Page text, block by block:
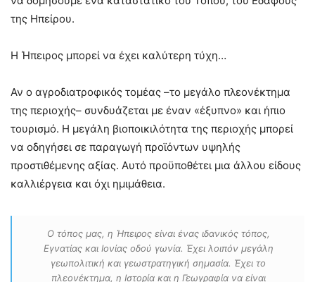
της Ηπείρου.
Η Ήπειρος μπορεί να έχει καλύτερη τύχη…
Αν ο αγροδιατροφικός τομέας –το μεγάλο πλεονέκτημα
της περιοχής– συνδυάζεται με έναν «έξυπνο» και ήπιο
τουρισμό. Η μεγάλη βιοποικιλότητα της περιοχής μπορεί
να οδηγήσει σε παραγωγή προϊόντων υψηλής
προστιθέμενης αξίας. Αυτό προϋποθέτει μια άλλου είδους
καλλιέργεια και όχι ημιμάθεια.
Ο τόπος μας, η Ήπειρος είναι ένας ιδανικός τόπος,
Εγνατίας και Ιονίας οδού γωνία. Έχει λοιπόν μεγάλη
γεωπολιτική και γεωστρατηγική σημασία. Έχει το
πλεονέκτημα, η Ιστορία και η Γεωγραφία να είναι